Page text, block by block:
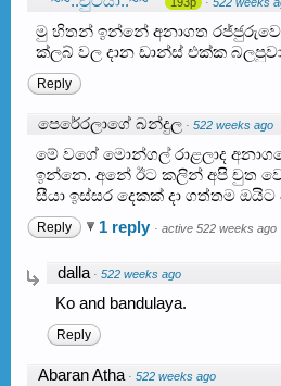
මු හිතන් ඉන්නේ අනාගත රජ්ජුරුවෝ
ක්ලබ් වල දාන ඩාන්ස් එක්ක
Reply
පෙරේරලාගේ බන්දුල · 522 weeks ago
මේ වගේ මොන්ගල් රාළලාද
ඉන්නෙ. අනේ ඊට කලින් අපි චුත
සීයා ඉස්සර දෙකක් දා ගත්තම
Reply 1 reply · active 522 weeks ago
dalla · 522 weeks ago
Ko and bandulaya.
Reply
Abaran Atha · 522 weeks ago